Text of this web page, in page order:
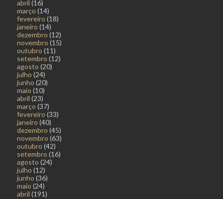
abril (16)
março (14)
fevereiro (18)
janeiro (14)
dezembro (12)
novembro (15)
outubro (11)
setembro (12)
agosto (20)
julho (24)
junho (20)
maio (10)
abril (23)
março (37)
fevereiro (33)
janeiro (40)
dezembro (45)
novembro (63)
outubro (42)
setembro (16)
agosto (24)
julho (12)
junho (36)
maio (24)
abril (191)